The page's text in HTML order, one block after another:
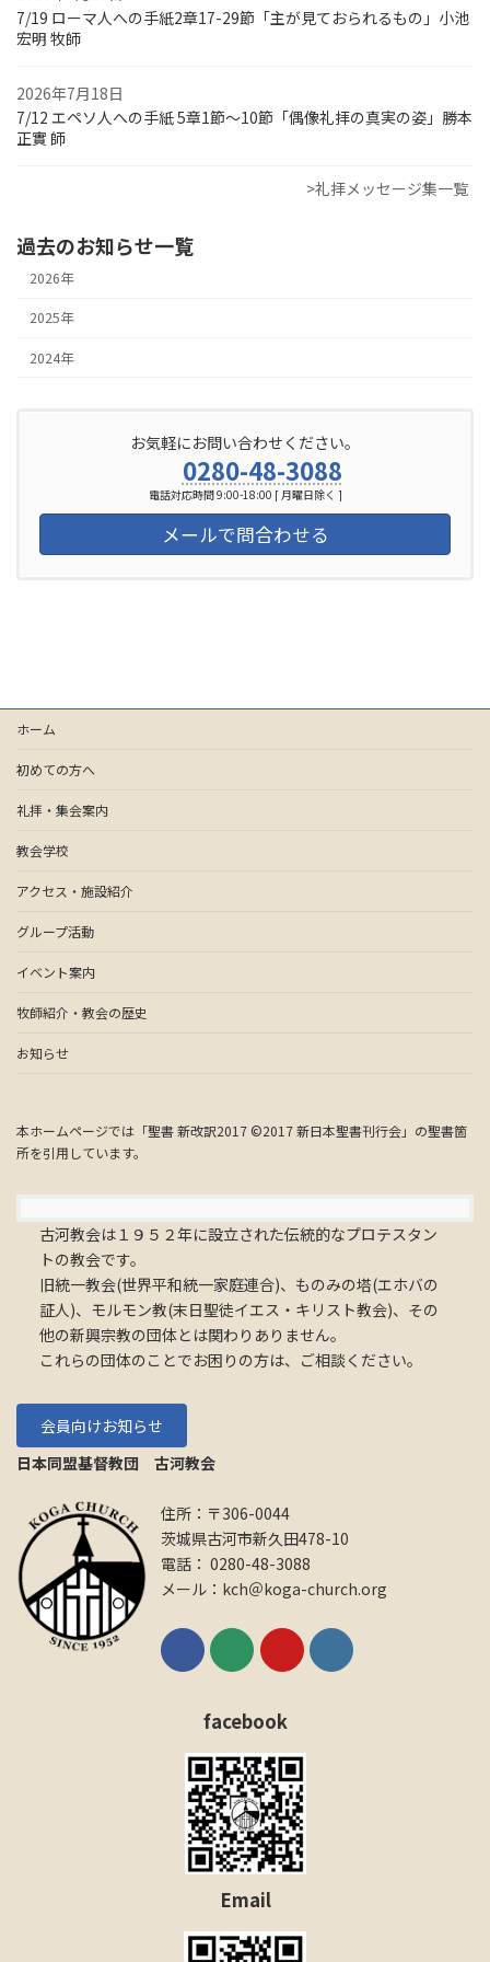
7/19 ローマ人への手紙2章17-29節「主が見ておられるもの」小池
宏明 牧師
2026年7月18日
7/12 エペソ人への手紙 5章1節～10節「偶像礼拝の真実の姿」勝本
正實 師
>礼拝メッセージ集一覧
過去のお知らせ一覧
2026年
2025年
2024年
お気軽にお問い合わせください。
0280-48-3088
電話対応時間 9:00-18:00 [ 月曜日除く ]
メールで問合わせる
ホーム
初めての方へ
礼拝・集会案内
教会学校
アクセス・施設紹介
グループ活動
イベント案内
牧師紹介・教会の歴史
お知らせ
本ホームページでは「聖書 新改訳2017 ©2017 新日本聖書刊行会」の聖書箇
所を引用しています。
古河教会は１９５２年に設立された伝統的なプロテスタン
トの教会です。
旧統一教会(世界平和統一家庭連合)、ものみの塔(エホバの
証人)、モルモン教(末日聖徒イエス・キリスト教会)、その
他の新興宗教の団体とは関わりありません。
これらの団体のことでお困りの方は、ご相談ください。
会員向けお知らせ
日本同盟基督教団 古河教会
住所：〒306-0044
茨城県古河市新久田478-10
電話： 0280-48-3088
メール：kch＠koga-church.org
facebook
Email